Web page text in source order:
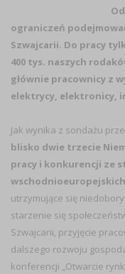
ograniczeń
Szwajcarii. Do pracy
400 tys. naszych
głównie pracownicy z
elektrycy, elektronicy,
Jak wynika z sondażu
blisko dwie trzecie
pracy i konkurencji ze
utrzymujące się
starzenie się
Szwajcarii, przyjęcie
dalszego rozwoju
konferencji „Otwarcie